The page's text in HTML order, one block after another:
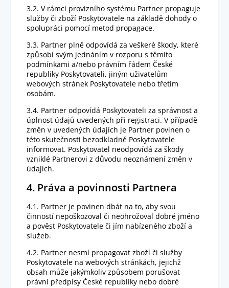
3.2. V rámci provizního systému Partner propaguje
služby či zboží Poskytovatele na základě dohody o
spolupráci pomocí metod propagace.
3.3. Partner plně odpovídá za veškeré škody, které
způsobí svým jednáním v rozporu s těmito
podmínkami a/nebo právním řádem České
republiky Poskytovateli, jiným uživatelům
webových stránek Poskytovatele nebo třetím
osobám.
3.4. Partner odpovídá Poskytovateli za správnost a
úplnost údajů uvedených při registraci. V případě
změn v uvedených údajích je Partner povinen o
této skutečnosti bezodkladně Poskytovatele
informovat. Poskytovatel neodpovídá za škody
vzniklé Partnerovi z důvodu neoznámení změn v
údajích.
4. Práva a povinnosti Partnera
4.1. Partner je povinen dbát na to, aby svou
činností nepoškozoval či neohrožoval dobré jméno
a pověst Poskytovatele či jím nabízeného zboží a
služeb.
4.2. Partner nesmí propagovat zboží či služby
Poskytovatele na webových stránkách, jejichž
obsah může jakýmkoliv způsobem porušovat
právní předpisy České republiky nebo dobré